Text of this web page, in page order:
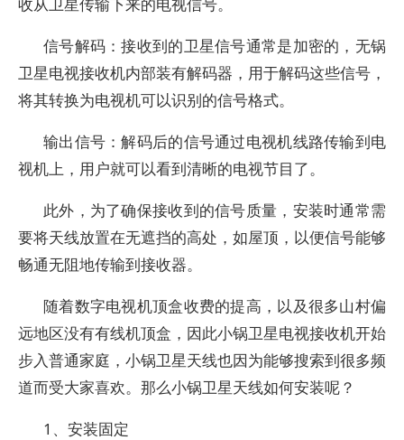
信号解码：接收到的卫星信号通常是加密的，无锅
卫星电视接收机内部装有解码器，用于解码这些信号，
将其转换为电视机可以识别的信号格式。
输出信号：解码后的信号通过电视机线路传输到电
视机上，用户就可以看到清晰的电视节目了。
此外，为了确保接收到的信号质量，安装时通常需
要将天线放置在无遮挡的高处，如屋顶，以便信号能够
畅通无阻地传输到接收器。
随着数字电视机顶盒收费的提高，以及很多山村偏
远地区没有有线机顶盒，因此小锅卫星电视接收机开始
步入普通家庭，小锅卫星天线也因为能够搜索到很多频
道而受大家喜欢。那么小锅卫星天线如何安装呢？
1、安装固定